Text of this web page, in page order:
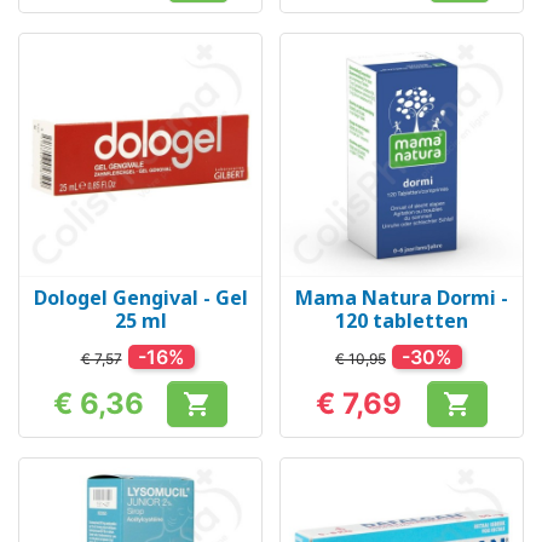
Dologel Gengival - Gel
25 ml
€ 7,57 -16%
Prijs
€ 6,36 
Mama Natura Dormi -
120 tabletten
€ 10,95 -30%
Prijs
€ 7,69 